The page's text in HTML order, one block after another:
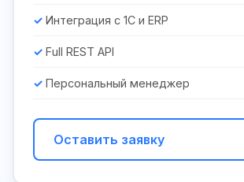
Интеграция с 1С и ERP
Full REST API
Персональный менеджер
Оставить заявку